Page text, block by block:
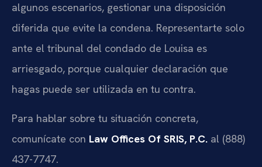
algunos escenarios, gestionar una disposición
diferida que evite la condena. Representarte solo
ante el tribunal del condado de Louisa es
arriesgado, porque cualquier declaración que
hagas puede ser utilizada en tu contra.
Para hablar sobre tu situación concreta,
comunícate con Law Offices Of SRIS, P.C. al (888)
437-7747.